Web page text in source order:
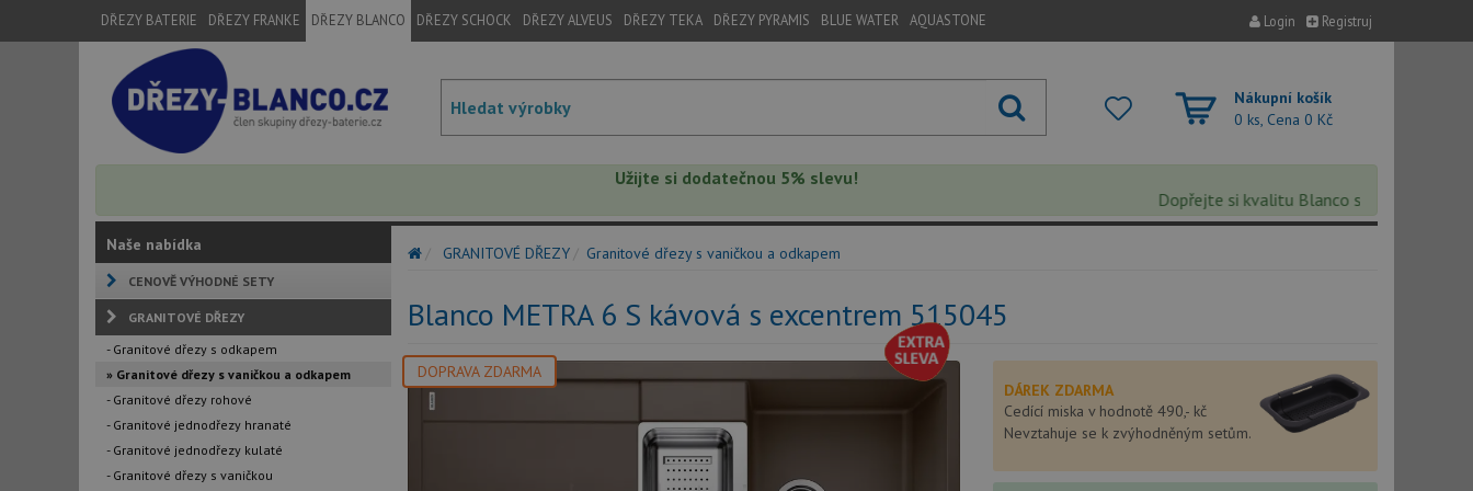
DŘEZY BATERIE DŘEZY FRANKE DŘEZY BLANCO DŘEZY SCHOCK DŘEZY ALVEUS DŘEZY TEKA DŘEZY PYRAMIS BLUE WATER AQUASTONE Login Registruj
Nákupní košík
0 ks, Cena 0 Kč
Užijte si dodatečnou 5% slevu!
Dopřejte si kvalitu Blanco s extra 5% slevou
Naše nabídka
CENOVĚ VÝHODNÉ SETY
GRANITOVÉ DŘEZY
- Granitové dřezy s odkapem
» Granitové dřezy s vaničkou a odkapem
- Granitové dřezy rohové
- Granitové jednodřezy hranaté
- Granitové jednodřezy kulaté
- Granitové dřezy s vaničkou
GRANITOVÉ DŘEZY Granitové dřezy s vaničkou a odkapem
Blanco METRA 6 S kávová s excentrem 515045
DOPRAVA ZDARMA
DÁREK ZDARMA
Cedící miska v hodnotě 490,- kč
Nevztahuje se k zvýhodněným setům.